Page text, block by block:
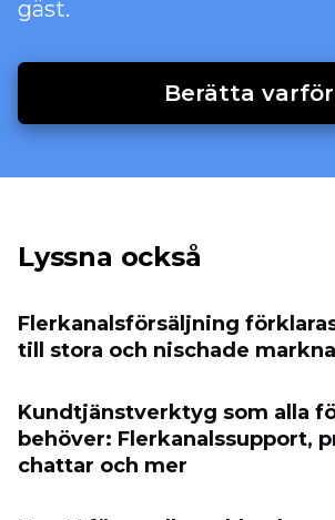
gäst.
Berätta varför
Lyssna också
Flerkanalsförsäljning
till stora och nischade
Kundtjänstverktyg som alla
behöver: Flerkanalssupport,
chattar och mer